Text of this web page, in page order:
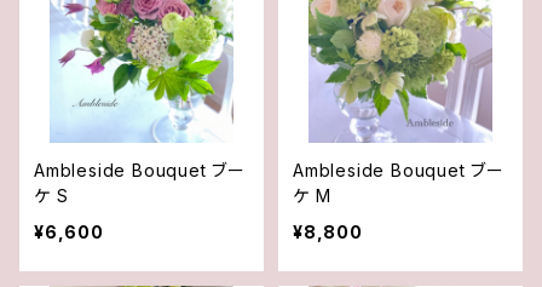
Ambleside Bouquet ブー
ケ S
¥6,600
Ambleside Bouquet ブー
ケ M
¥8,800